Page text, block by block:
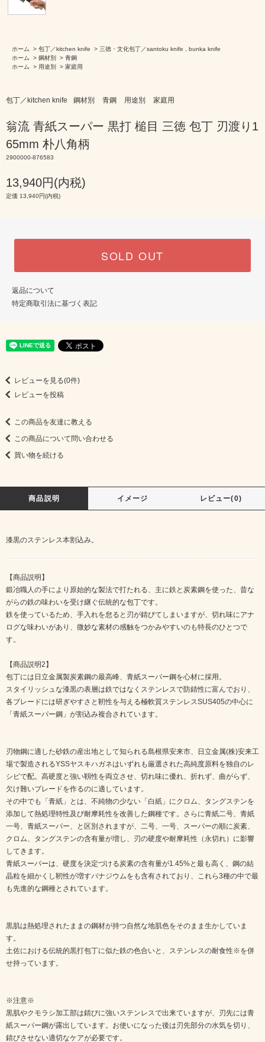
ホーム > 包丁／kitchen knife > 三徳・文化包丁／santoku knife , bunka knife
ホーム
> 鋼材別 > 青鋼
ホーム
> 用途別 > 家庭用
包丁／kitchen knife 鋼材別 青鋼 用途別 家庭用
翁流 青紙スーパー 黒打 槌目 三徳 包丁 刃渡り1
65mm 朴八角柄
2900000-876583
13,940円(内税)
定価 13,940円(内税)
SOLD OUT
返品について
特定商取引法に基づく表記
レビューを見る(0件)
レビューを投稿
この商品を友達に教える
この商品について問い合わせる
買い物を続ける
商品説明 イメージ レビュー(0)
漆黒のステンレス本割込み。
【商品説明】
鍛冶職人の手により原始的な製法で打たれる、主に鉄と炭素鋼を使った、昔な
がらの鉄の味わいを受け継ぐ伝統的な包丁です。
鉄を使っているため、手入れを怠ると刃が錆びてしまいますが、切れ味にアナ
ログな味わいがあり、微妙な素材の感触をつかみやすいのも特長のひとつで
す。
【商品説明2】
包丁には日立金属製炭素鋼の最高峰、青紙スーパー鋼を心材に採用。
スタイリッシュな漆黒の表層は鉄ではなくステンレスで防錆性に富んでおり、
各ブレードには研ぎやすさと靭性を与える極軟質ステンレスSUS405の中心に
「青紙スーパー鋼」が割込み複合されています。
刃物鋼に適した砂鉄の産出地として知られる島根県安来市、日立金属(株)安来工
場で製造されるYSSヤスキハガネはいずれも厳選された高純度原料を独自のレ
シピで配。高硬度と強い靱性を両立させ、切れ味に優れ、折れず、曲がらず、
欠け難いブレードを作るのに適しています。
その中でも「青紙」とは、不純物の少ない「白紙」にクロム、タングステンを
添加して熱処理特性及び耐摩耗性を改善した鋼種です。さらに青紙二号、青紙
一号、青紙スーパー、と区別されますが、二号、一号、スーパーの順に炭素、
クロム、タングステンの含有量が増し、刃の硬度や耐摩耗性（永切れ）に影響
してきます。
青紙スーパーは、硬度を決定づける炭素の含有量が1.45%と最も高く、鋼の結
晶粒を細かくし靭性が増すバナジウムをも含有されており、これら3種の中で最
も先進的な鋼種とされています。
黒肌は熱処理されたままの鋼材が持つ自然な地肌色をそのまま生かしていま
す。
土佐における伝統的黒打包丁に似た鉄の色合いと、ステンレスの耐食性​※を併
せ持っています。
※注意※
黒肌やクモラシ加工部は錆びに強いステンレスで出来ていますが、刃先には青
紙スーパー鋼が露出しています。お使いになった後は刃先部分の水気を切り、
錆びさせない適切なケアが必要です。